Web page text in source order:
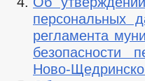
персональных
регламента
безопасности
Ново-